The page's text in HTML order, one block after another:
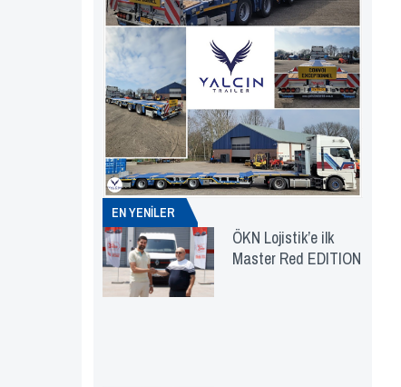
EN YENİLER
ÖKN Lojistik’e ilk
Master Red EDITION